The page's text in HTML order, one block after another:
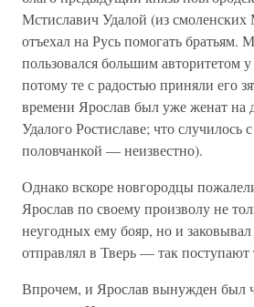
Мстиславич Удалой (из смоленских
отъехал на Русь помогать братьям.
пользовался большим авторитетом
потому те с радостью приняли его
времени Ярослав был уже женат на
Удалого Ростиславе; что случилось
половчанкой — неизвестно).
Однако вскоре новгородцы
Ярослав по своему произволу не
неугодных ему бояр, но и
отправлял в Тверь — так поступают
Впрочем, и Ярослав вынужден был